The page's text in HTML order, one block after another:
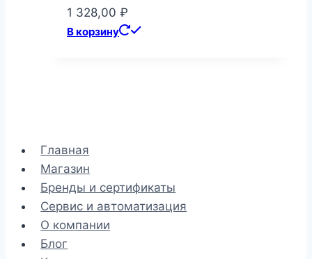
1 328,00 ₽
В корзину
Главная
Магазин
Бренды и сертификаты
Сервис и автоматизация
О компании
Блог